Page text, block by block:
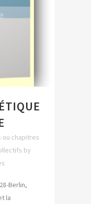
ou chapitres
by
Berlin,
la